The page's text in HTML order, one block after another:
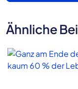
Ähnliche